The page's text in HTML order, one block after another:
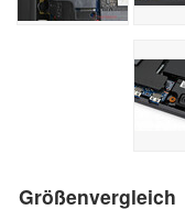
Größenvergleich